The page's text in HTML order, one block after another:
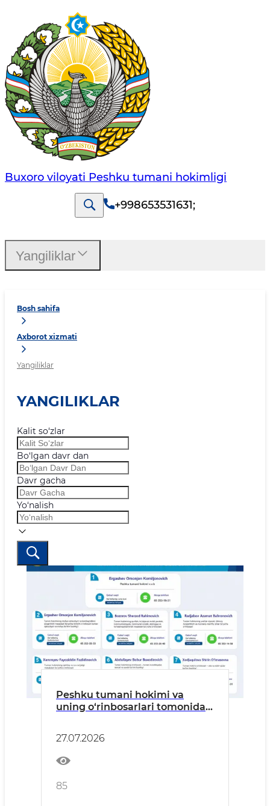
Buxoro viloyati Peshku tumani hokimligi
+998653531631;
Bosh sahifa
Axborot xizmati
Yangiliklar
YANGILIKLAR
Kalit so‘zlar
Bo‘lgan davr dan
Davr gacha
Yo‘nalish
Peshku tumani hokimi va
uning o‘rinbosarlari tomonidan
tasdiqlandi! Reja jadvali
asosida:
27.07.2026
85
Yangiliklar